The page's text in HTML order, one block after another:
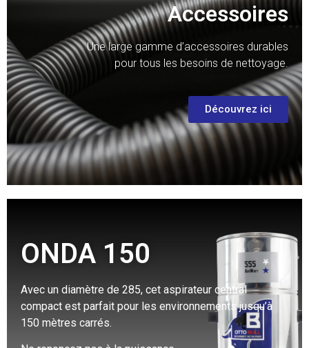
Accessoires
Une large gamme d’accessoires durables
pour tous les besoins de nettoyage.
Découvrez ici
ONDA 150
Avec un diamètre de 285, cet aspirateur central
compact est parfait pour les environnements jusqu’à
150 mètres carrés.